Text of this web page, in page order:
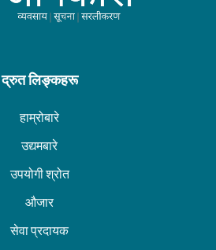
द्रुत लिङ्कहरू
हाम्रोबारे
उद्यमबारे
उपयोगी श्रोत
औजार
सेवा प्रदायक